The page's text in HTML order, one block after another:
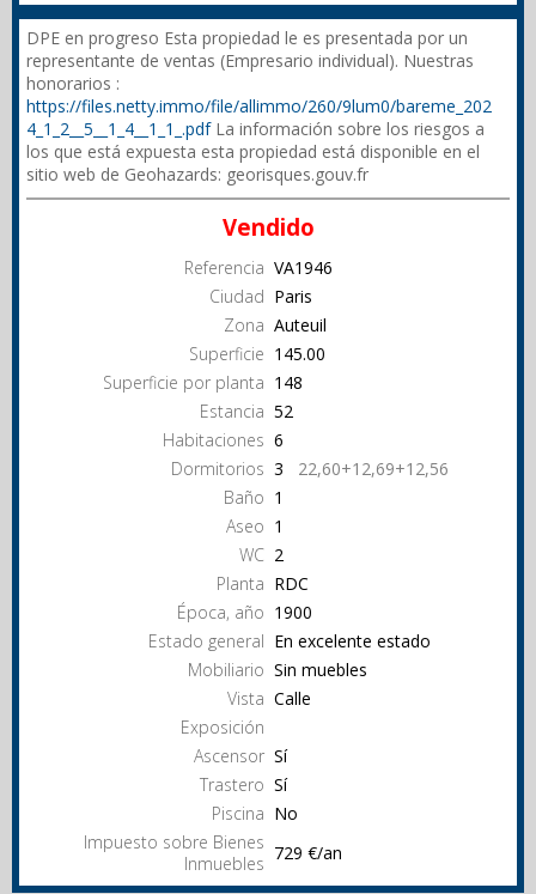
DPE en progreso Esta propiedad le es presentada por un
representante de ventas (Empresario individual). Nuestras
honorarios :
https://files.netty.immo/file/allimmo/260/9lum0/bareme_202
4_1_2__5__1_4__1_1_.pdfLa información sobre los riesgos a
los que está expuesta esta propiedad está disponible en el
sitio web de Geohazards: georisques.gouv.fr
Vendido
Referencia VA1946
Ciudad Paris
Zona Auteuil
Superficie 145.00
Superficie por planta 148
Estancia 52
Habitaciones 6
Dormitorios 3 22,60+12,69+12,56
Baño 1
Aseo 1
WC 2
Planta RDC
Época, año 1900
Estado general En excelente estado
Mobiliario Sin muebles
Vista Calle
Exposición
Ascensor Sí
Trastero Sí
Piscina No
Impuesto sobre Bienes
Inmuebles 729 €/an